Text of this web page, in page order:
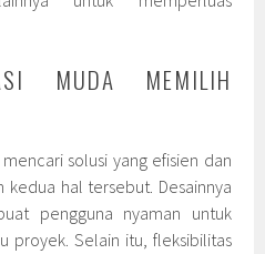
MUDA MEMILIH
solusi yang efisien dan
kedua hal tersebut. Desainnya
pengguna nyaman untuk
proyek. Selain itu, fleksibilitas